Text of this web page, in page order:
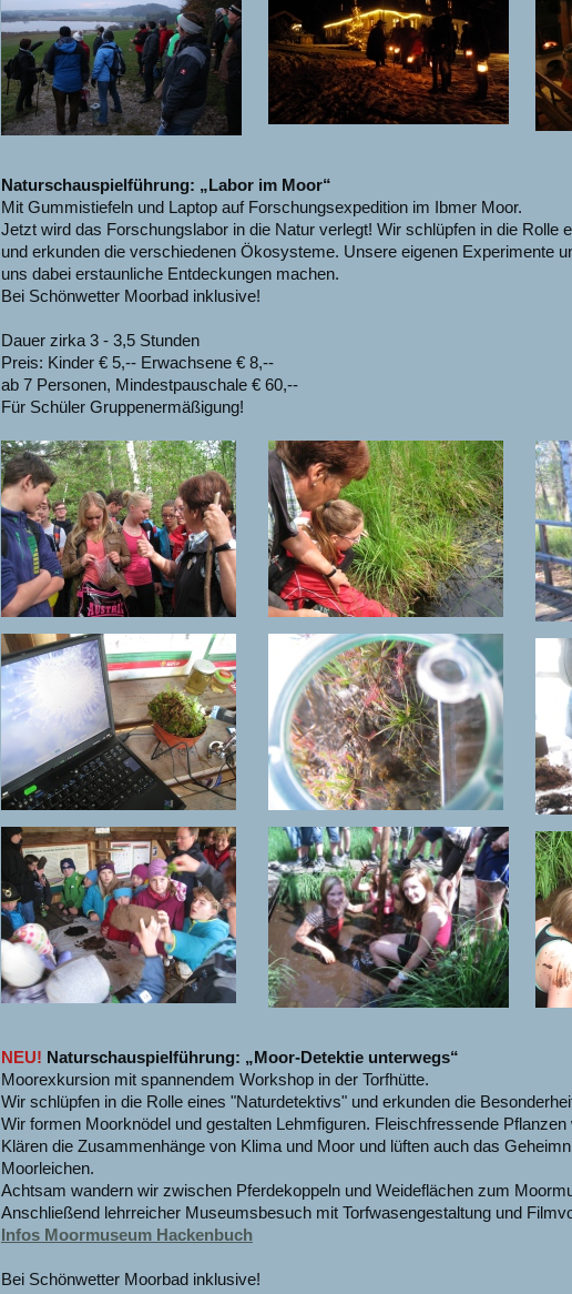
Naturschauspielführung: „Labor im Moor“
Mit Gummistiefeln und Laptop auf Forschungsexpedition im Ibmer Moor.
Jetzt wird das Forschungslabor in die Natur verlegt! Wir schlüpfen in die Rolle
und erkunden die verschiedenen Ökosysteme. Unsere eigenen Experimente
uns dabei erstaunliche Entdeckungen machen.
Bei Schönwetter Moorbad inklusive!
Dauer zirka 3 - 3,5 Stunden
Preis: Kinder € 5,-- Erwachsene € 8,--
ab 7 Personen, Mindestpauschale € 60,--
Für Schüler Gruppenermäßigung!
NEU! Naturschauspielführung: „Moor-Detektie unterwegs“
Moorexkursion mit spannendem Workshop in der Torfhütte.
Wir schlüpfen in die Rolle eines "Naturdetektivs" und erkunden die
Wir formen Moorknödel und gestalten Lehmfiguren. Fleischfressende Pflanzen
Klären die Zusammenhänge von Klima und Moor und lüften auch das
Moorleichen.
Achtsam wandern wir zwischen Pferdekoppeln und Weideflächen zum
Anschließend lehrreicher Museumsbesuch mit Torfwasengestaltung und
Infos Moormuseum Hackenbuch
Bei Schönwetter Moorbad inklusive!